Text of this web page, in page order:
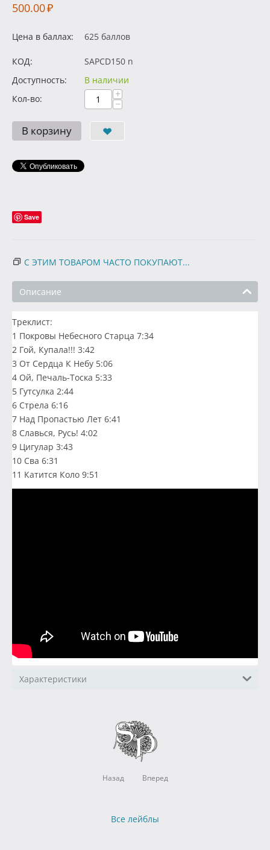
500.00₽
Цена в баллах: 625 баллов
КОД:
SAPCD150 n
Доступность:
В наличии
Кол-во:
+
−
В корзину
Save
С ЭТИМ ТОВАРОМ ЧАСТО ПОКУПАЮТ...
Описание
Треклист:
1 Покровы Небесного Старца 7:34
2 Гой, Купала!!! 3:42
3 От Сердца К Небу 5:06
4 Ой, Печаль-Тоска 5:33
5 Гутсулка 2:44
6 Стрела 6:16
7 Над Пропастью Лет 6:41
8 Славься, Русь! 4:02
9 Цигулар 3:43
10 Сва 6:31
11 Катится Коло 9:51
Характеристики
Назад Вперед
Все лейблы